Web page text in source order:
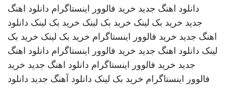
دانلود اهنگ جدید خرید فالوور اینستاگرام دانلود اهنگ
جدید خرید بک لینک خرید بک لینک خرید بک لینک دانلود
اهنگ جدید خرید فالوور اینستاگرام خرید بک لینک خرید بک
لینک دانلود اهنگ جدید خرید فالوور اینستاگرام دانلود اهنگ
جدید خرید فالوور اینستاگرام دانلود اهنگ جدید خرید
فالوور اینستاگرام خرید بک لینک دانلود آهنگ جدید دانلود